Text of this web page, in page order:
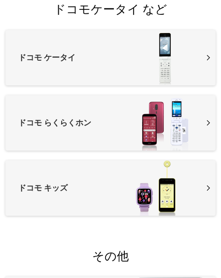
ドコモケータイ など
ドコモ ケータイ
ドコモ らくらくホン
ドコモ キッズ
その他